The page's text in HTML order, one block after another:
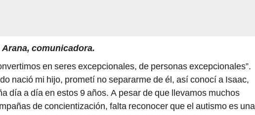
comunicadora.
en seres excepcionales, de personas excepcionales”.
nació mi hijo, prometí no separarme de él, así conocí a Isaac,
día a día en estos 9 años. A pesar de que llevamos muchos
de concientización, falta reconocer que el autismo es una